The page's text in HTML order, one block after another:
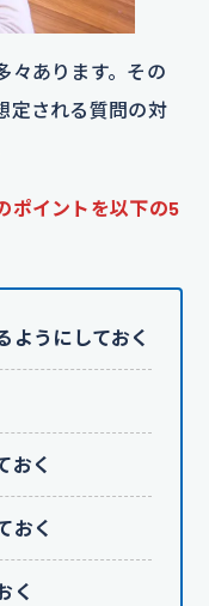
々あります。その
定される質問の対
ポイントを以下の5
ようにしておく
おく
おく
く